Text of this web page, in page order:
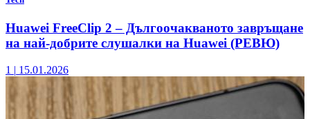
Huawei FreeClip 2 – Дългоочакваното завръщане
на най-добрите слушалки на Huawei (РЕВЮ)
1 | 15.01.2026